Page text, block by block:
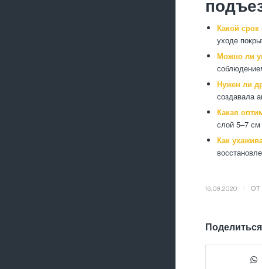
Какой
уходе
Можно ли
Нужен ли
создавала
Какая
слой 5–7 см
Как
16.09.2020 ОТ